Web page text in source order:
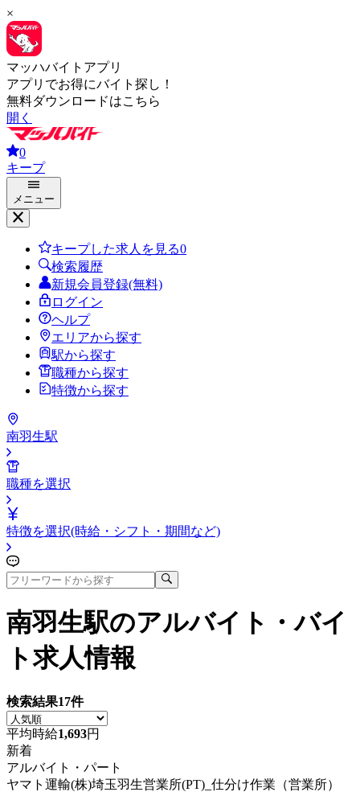
×
マッハバイトアプリ
アプリでお得にバイト探し！
無料ダウンロードはこちら
開く
0
キープ
メニュー
キープした求人を見る0
検索履歴
新規会員登録(無料)
ログイン
ヘルプ
エリアから探す
駅から探す
職種から探す
特徴から探す
南羽生駅
職種を選択
特徴を選択(時給・シフト・期間など)
南羽生駅のアルバイト・バイ
ト求人情報
検索結果17件
平均時給1,693円
新着
アルバイト・パート
ヤマト運輸(株)埼玉羽生営業所(PT)_仕分け作業（営業所）